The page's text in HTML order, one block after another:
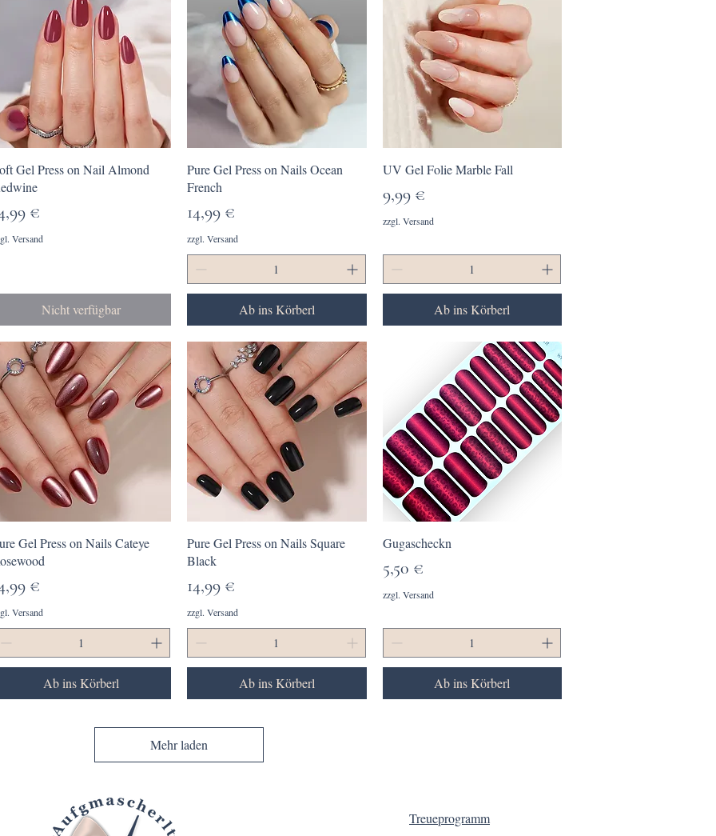
Schnellansicht
Gel Press on Nail Almond
€
Versand
Nicht verfügbar
Schnellansicht
Pure Gel Press on Nails Ocean
French
Preis
14,99 €
zzgl. Versand
Ab ins Körberl
Schnellansicht
UV Gel Folie Marble Fall
Preis
9,99 €
zzgl. Versand
Ab ins Körberl
Schnellansicht
Gel Press on Nails Cateye
€
Versand
Ab ins Körberl
Schnellansicht
Pure Gel Press on Nails Square
Black
Preis
14,99 €
zzgl. Versand
Ab ins Körberl
Schnellansicht
Gugascheckn
Preis
5,50 €
zzgl. Versand
Ab ins Körberl
Mehr laden
Treueprogramm